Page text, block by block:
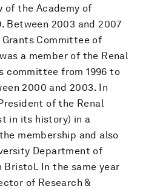
of the Academy of
Between 2003 and 2007
Committee of
a member of the Renal
committee from 1996 to
2000 and 2003. In
of the Renal
in its history) in a
membership and also
Department of
In the same year
of Research &